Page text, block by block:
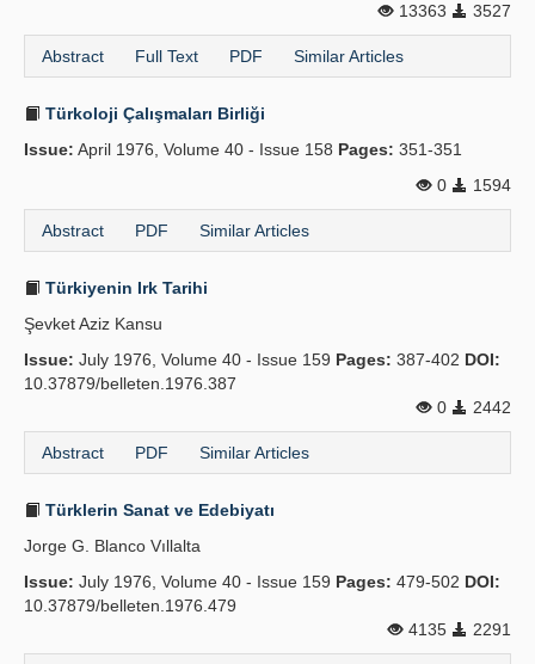
13363
3527
Abstract Full Text PDF Similar Articles
Türkoloji Çalışmaları Birliği
Issue: April 1976, Volume 40 - Issue 158 Pages: 351-351
0
1594
Abstract PDF Similar Articles
Türkiyenin Irk Tarihi
Şevket Aziz Kansu
Issue: July 1976, Volume 40 - Issue 159 Pages: 387-402 DOI:
10.37879/belleten.1976.387
0
2442
Abstract PDF Similar Articles
Türklerin Sanat ve Edebiyatı
Jorge G. Blanco Vıllalta
Issue: July 1976, Volume 40 - Issue 159 Pages: 479-502 DOI:
10.37879/belleten.1976.479
4135
2291